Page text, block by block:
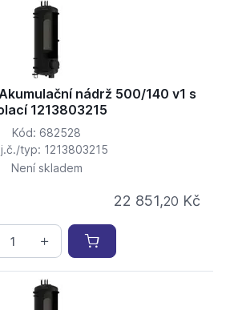
Akumulační nádrž 500/140 v1 s
1213803215
Kód: 682528
typ: 1213803215
Není skladem
22 851,20 Kč